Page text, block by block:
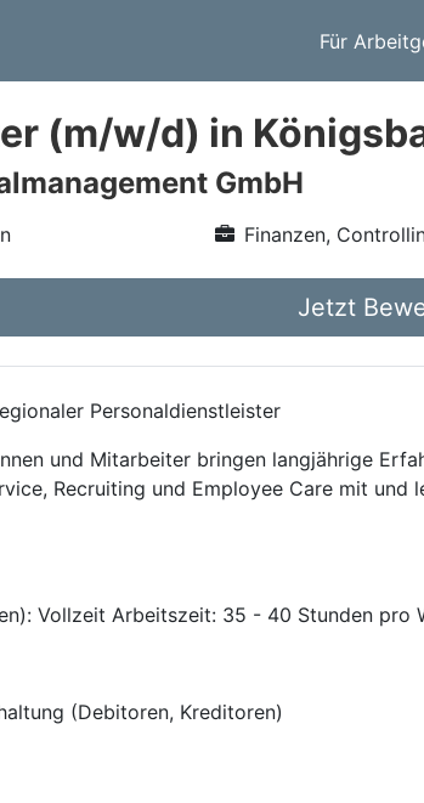
Für
(m/w/d) in
GmbH
Finanzen,
Jetzt
Personaldienstleister
und Mitarbeiter bringen langjährige
Recruiting und Employee Care mit und
Vollzeit Arbeitszeit: 35 - 40 Stunden pro
(Debitoren, Kreditoren)